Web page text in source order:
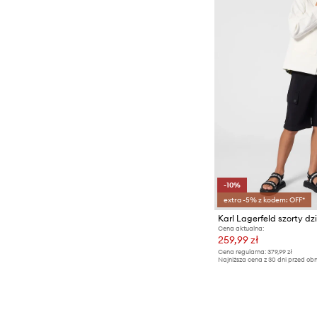
-10%
extra -5% z kodem: OFF*
Karl Lagerfeld szorty
Cena aktualna:
259,99 zł
Cena regularna: 379,99 zł
Najniższa cena z 30 dni przed